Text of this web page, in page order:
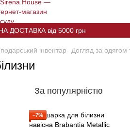
ДОСТАВКА від 5000 грн
інвентар Догляд за одягом
За популярністю
−7%